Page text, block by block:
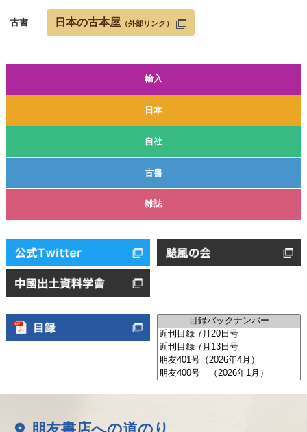
輸入
日本
自社
古書
雑誌
古書 日本の古本屋 （外部リンク）